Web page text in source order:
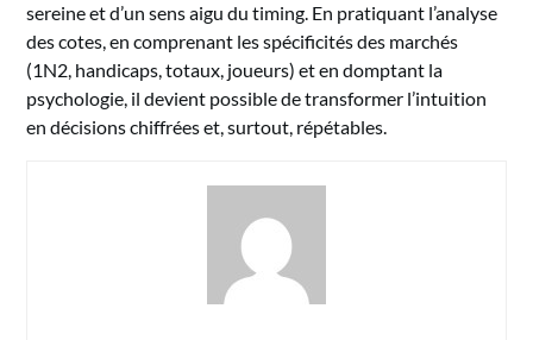
sereine et d’un sens aigu du timing. En pratiquant l’analyse
des cotes, en comprenant les spécificités des marchés
(1N2, handicaps, totaux, joueurs) et en domptant la
psychologie, il devient possible de transformer l’intuition
en décisions chiffrées et, surtout, répétables.